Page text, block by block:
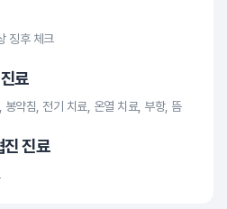
징후 체크
료
봉약침, 전기 치료, 온열 치료, 부항, 뜸
진 진료